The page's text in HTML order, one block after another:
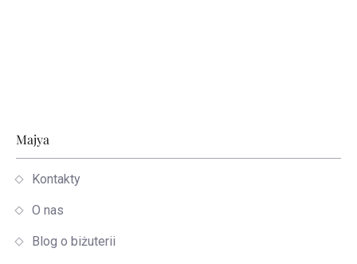
Stopka
Majya
Kontakty
O nas
Blog o biżuterii